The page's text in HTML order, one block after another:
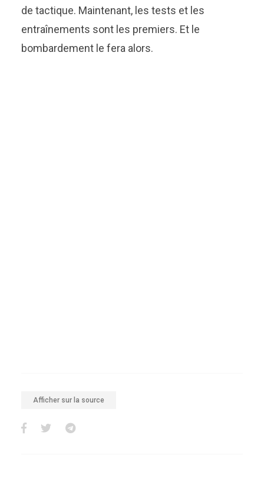
de tactique. Maintenant, les tests et les
entraînements sont les premiers. Et le
bombardement le fera alors.
Afficher sur la source